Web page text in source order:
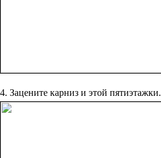
4. Зацените карниз и этой пятиэтажки.